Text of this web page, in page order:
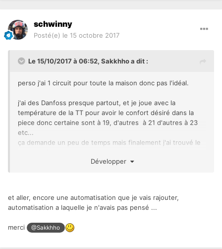
schwinny
Posté(e) le 15 octobre 2017
Le 15/10/2017 à 06:52, Sakkhhoa dit :
perso j'ai 1 circuit pour toute la maison donc pas l'idéal.
j'ai des Danfoss presque partout, et je joue avec la
température de la TT pour avoir le confort désiré dans la
piece donc certaine sont à 19, d'autres à 21 d'autres à 23
etc...
ça demande un peu de temps mais finalement j'ai trouvé le
ensuite avec GEA je joue avec les consignes en fonction du
SdB des parents le matin etc...
Développer
et aller, encore une automatisation que je vais rajouter,
automatisation a laquelle je n'avais pas pensé ...
merci @Sakkhho